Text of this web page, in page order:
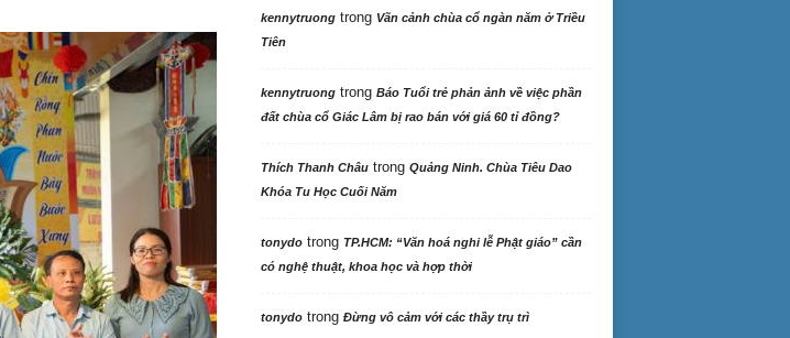
kennytruongtrong Vãn cảnh chùa cổ ngàn năm ở Triều
Tiên
kennytruongtrong Báo Tuổi trẻ phản ảnh về việc phần
đất chùa cổ Giác Lâm bị rao bán với giá 60 tỉ đồng?
Thích Thanh Châutrong Quảng Ninh. Chùa Tiêu Dao
Khóa Tu Học Cuối Năm
tonydotrong TP.HCM: “Văn hoá nghi lễ Phật giáo” cần
có nghệ thuật, khoa học và hợp thời
tonydotrong Đừng vô cảm với các thầy trụ trì